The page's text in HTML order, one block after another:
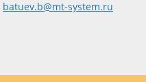
batuev.b@mt-system.ru